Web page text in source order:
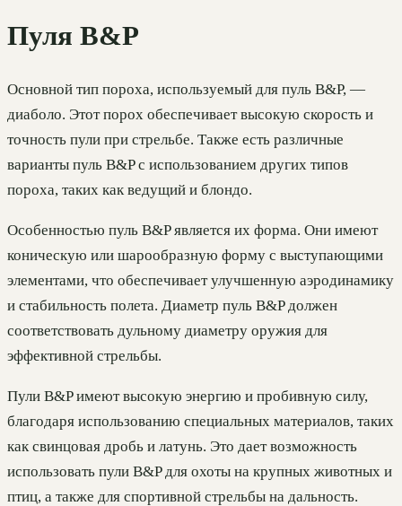
Пуля B&P
Основной тип пороха, используемый для пуль B&P, —
диаболо. Этот порох обеспечивает высокую скорость и
точность пули при стрельбе. Также есть различные
варианты пуль B&P с использованием других типов
пороха, таких как ведущий и блондо.
Особенностью пуль B&P является их форма. Они имеют
коническую или шарообразную форму с выступающими
элементами, что обеспечивает улучшенную аэродинамику
и стабильность полета. Диаметр пуль B&P должен
соответствовать дульному диаметру оружия для
эффективной стрельбы.
Пули B&P имеют высокую энергию и пробивную силу,
благодаря использованию специальных материалов, таких
как свинцовая дробь и латунь. Это дает возможность
использовать пули B&P для охоты на крупных животных и
птиц, а также для спортивной стрельбы на дальность.